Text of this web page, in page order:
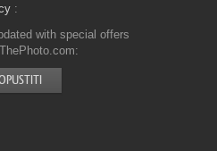
with special offers